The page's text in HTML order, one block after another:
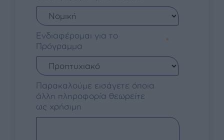
Ενδιαφέρομαι για το
Πρόγραμμα
*
Παρακαλούμε εισάγετε όποια
άλλη πληροφορία θεωρείτε
ως χρήσιμη